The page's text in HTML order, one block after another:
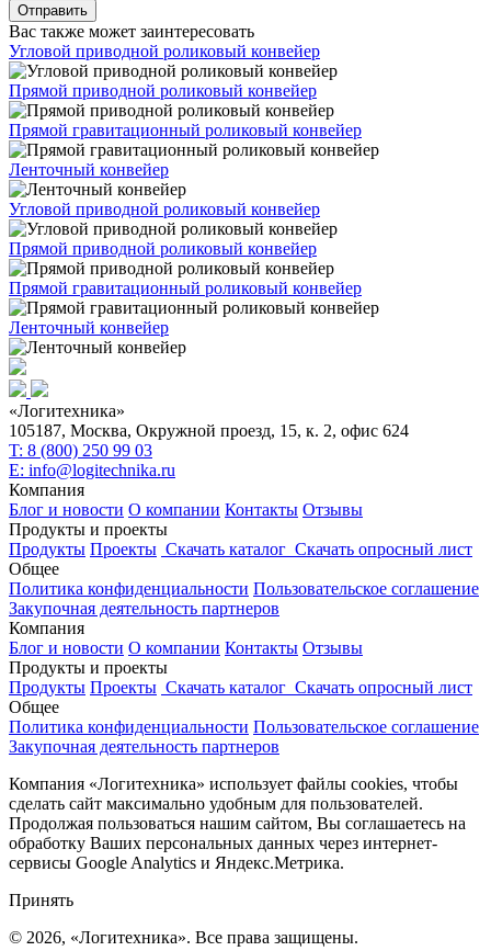
Отправить
Вас также может заинтересовать
Угловой приводной роликовый конвейер
Прямой приводной роликовый конвейер
Прямой гравитационный роликовый конвейер
Ленточный конвейер
Угловой приводной роликовый конвейер
Прямой приводной роликовый конвейер
Прямой гравитационный роликовый конвейер
Ленточный конвейер
«Логитехника»
105187, Москва, Окружной проезд, 15, к. 2, офис 624
T: 8 (800) 250 99 03
E: info@logitechnika.ru
Компания
Блог и новости О компании Контакты Отзывы
Продукты и проекты
Продукты Проекты Скачать каталог Скачать опросный лист
Общее
Политика конфиденциальности Пользовательское соглашение
Закупочная деятельность партнеров
Компания
Блог и новости О компании Контакты Отзывы
Продукты и проекты
Продукты Проекты Скачать каталог Скачать опросный лист
Общее
Политика конфиденциальности Пользовательское соглашение
Закупочная деятельность партнеров
Компания «Логитехника» использует файлы cookies, чтобы
сделать сайт максимально удобным для пользователей.
Продолжая пользоваться нашим сайтом, Вы соглашаетесь на
обработку Ваших персональных данных через интернет-
сервисы Google Analytics и Яндекс.Метрика.
Принять
© 2026, «Логитехника». Все права защищены.